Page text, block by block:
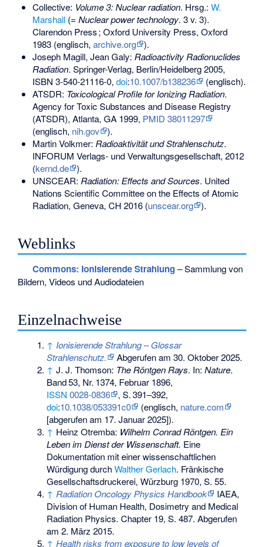
Collective: Volume 3: Nuclear radiation. Hrsg.: W.
Marshall(= Nuclear power technology. 3 v. 3).
Clarendon Press ; Oxford University Press, Oxford
1983 (englisch, archive.org
).
Joseph Magill, Jean Galy: Radioactivity Radionuclides
Radiation. Springer-Verlag, Berlin/Heidelberg 2005,
ISBN 3-540-21116-0, doi:10.1007/b138236
(englisch).
ATSDR: Toxicological Profile for Ionizing Radiation.
Agency for Toxic Substances and Disease Registry
(ATSDR), Atlanta, GA 1999, PMID 38011297
(englisch, nih.gov
).
Martin Volkmer: Radioaktivität und Strahlenschutz.
INFORUM Verlags- und Verwaltungsgesellschaft, 2012
(kernd.de
).
UNSCEAR: Radiation: Effects and Sources. United
Nations Scientific Committee on the Effects of Atomic
Radiation, Geneva, CH 2016 (unscear.org ).
Weblinks
Commons: Ionisierende Strahlung– Sammlung von
Bildern, Videos und Audiodateien
Einzelnachweise
↑ Ionisierende Strahlung – Glossar
Strahlenschutz.
Abgerufen am 30. Oktober 2025.
↑ J. J. Thomson: The Röntgen Rays. In:Nature.
Band53, Nr. 1374, Februar 1896,
ISSN 0028-0836 ,S.391–392,
doi:10.1038/053391c0 (englisch, nature.com
[abgerufen am 17. Januar 2025]).
↑ Heinz Otremba: Wilhelm Conrad Röntgen. Ein
Leben im Dienst der Wissenschaft. Eine
Dokumentation mit einer wissenschaftlichen
Würdigung durchWalther Gerlach. Fränkische
Gesellschaftsdruckerei, Würzburg 1970, S. 55.
↑ Radiation Oncology Physics Handbook
IAEA,
Division of Human Health, Dosimetry and Medical
Radiation Physics. Chapter 19, S. 487. Abgerufen
am 2. März 2015.
↑ Health risks from exposure to low levels of